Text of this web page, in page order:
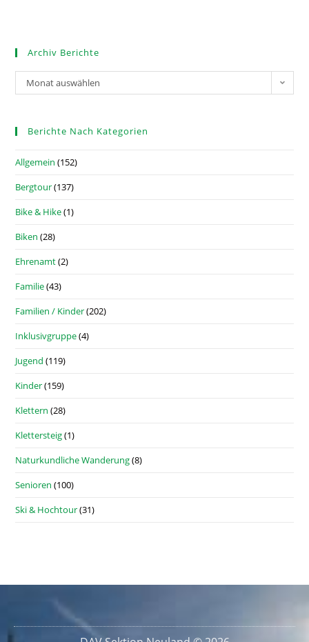
Archiv Berichte
Monat auswählen
Berichte Nach Kategorien
Allgemein (152)
Bergtour(137)
Bike & Hike(1)
Biken (28)
Ehrenamt(2)
Familie(43)
Familien / Kinder(202)
Inklusivgruppe(4)
Jugend (119)
Kinder(159)
Klettern (28)
Klettersteig(1)
Naturkundliche Wanderung(8)
Senioren (100)
Ski & Hochtour(31)